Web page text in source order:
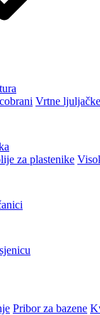
Vrtne ljuljačke
za plastenike
Pribor za bazene